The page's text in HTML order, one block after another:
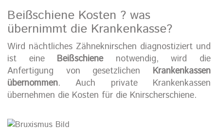
Beißschiene Kosten ? was
übernimmt die Krankenkasse?
Wird nächtliches Zähneknirschen diagnostiziert und
ist eine Beißschienenotwendig, wird die
Anfertigung von gesetzlichen Krankenkassen
übernommen. Auch private Krankenkassen
übernehmen die Kosten für die Knirscherschiene.